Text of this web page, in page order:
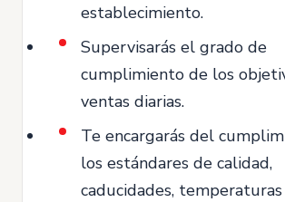
establecimiento.
Supervisarás el grado de
cumplimiento de los
ventas diarias.
Te encargarás del
los estándares de calidad,
caducidades,